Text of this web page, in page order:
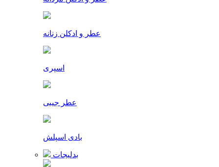
عطر و ادکلن زنانه
اسپری
عطر جیبی
بادی اسپلش
بدلیجات